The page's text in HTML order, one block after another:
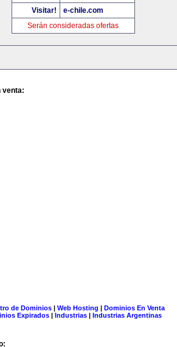
Visitar!
e-chile.com
Serán consideradas ofertas
venta:
de Dominios| Web Hosting | Dominios En Venta
Expirados | Industrias | Industrias Argentinas